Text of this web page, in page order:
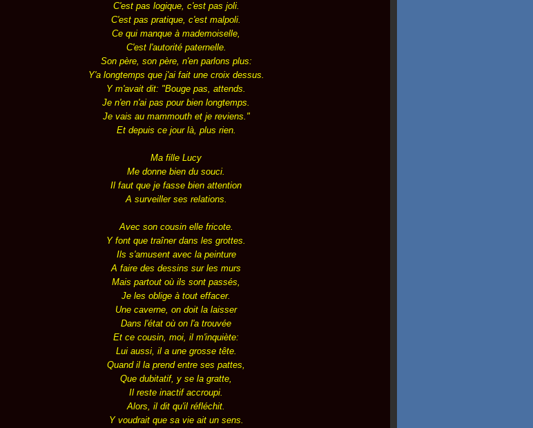
C'est pas logique, c'est pas joli.
C'est pas pratique, c'est malpoli.
Ce qui manque à mademoiselle,
C'est l'autorité paternelle.
Son père, son père, n'en parlons plus:
Y'a longtemps que j'ai fait une croix dessus.
Y m'avait dit: "Bouge pas, attends.
Je n'en n'ai pas pour bien longtemps.
Je vais au mammouth et je reviens."
Et depuis ce jour là, plus rien.
Ma fille Lucy
Me donne bien du souci.
Il faut que je fasse bien attention
A surveiller ses relations.
Avec son cousin elle fricote.
Y font que traîner dans les grottes.
Ils s'amusent avec la peinture
A faire des dessins sur les murs
Mais partout où ils sont passés,
Je les oblige à tout effacer.
Une caverne, on doit la laisser
Dans l'état où on l'a trouvée
Et ce cousin, moi, il m'inquiète:
Lui aussi, il a une grosse tête.
Quand il la prend entre ses pattes,
Que dubitatif, y se la gratte,
Il reste inactif accroupi.
Alors, il dit qu'il réfléchit.
Y voudrait que sa vie ait un sens.